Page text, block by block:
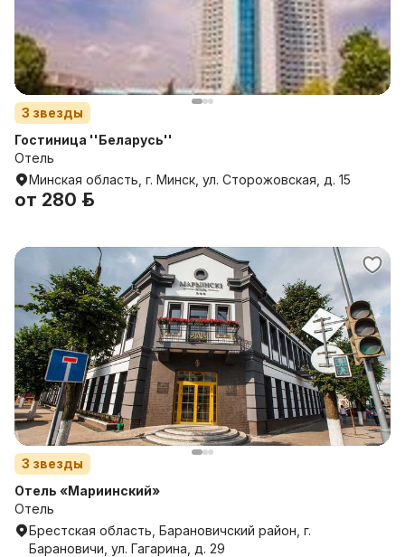
3 звезды
Гостиница ''Беларусь''
Отель
Минская область, г. Минск, ул. Сторожовская, д. 15
от 280 р.
3 звезды
Отель «Мариинский»
Отель
Брестская область, Барановичский район, г.
Барановичи, ул. Гагарина, д. 29